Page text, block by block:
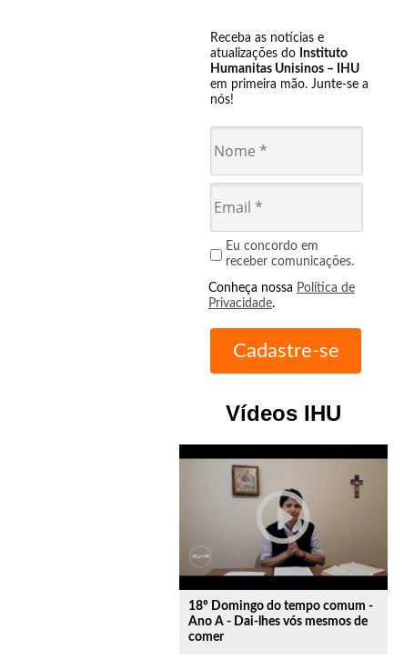
Receba as notícias e
atualizações do Instituto
Humanitas Unisinos – IHU
em primeira mão. Junte-se a
nós!
Eu concordo em
receber comunicações.
Conheça nossa Política de
Privacidade.
Vídeos IHU
play_circle_outline
18º Domingo do tempo comum -
Ano A - Dai-lhes vós mesmos de
comer